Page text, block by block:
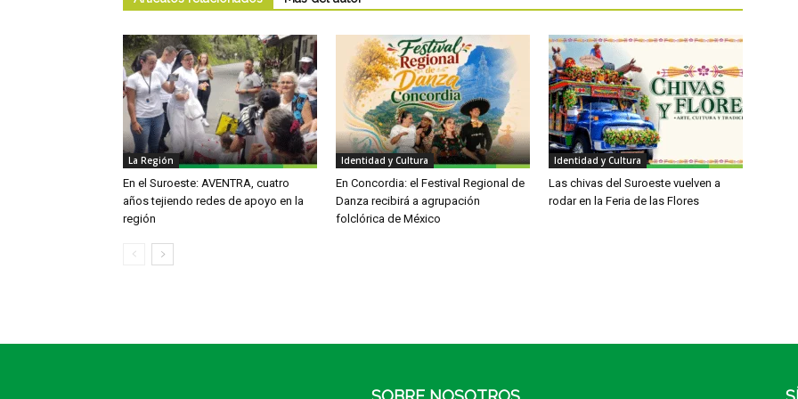
La Región
En el Suroeste: AVENTRA, cuatro
años tejiendo redes de apoyo en la
región
Identidad y Cultura
En Concordia: el Festival Regional de
Danza recibirá a agrupación
folclórica de México
Identidad y Cultura
Las chivas del Suroeste vuelven a
rodar en la Feria de las Flores